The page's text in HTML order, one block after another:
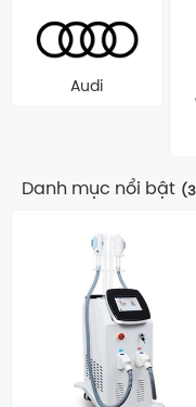
Audi
Danh mục nổi bật